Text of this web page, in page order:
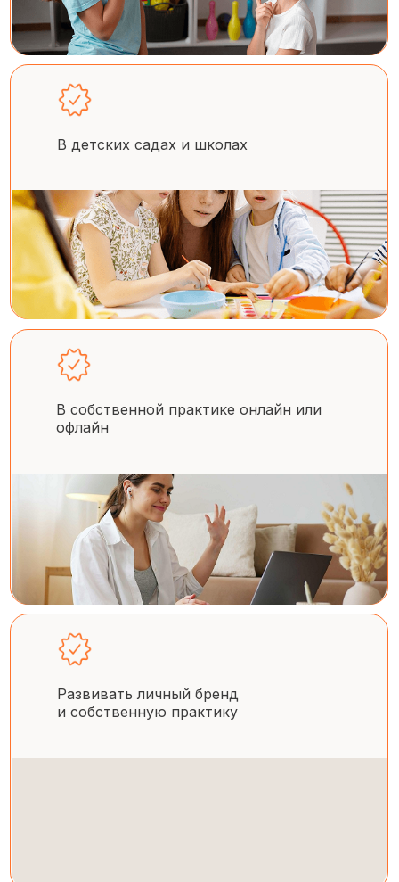
В детских садах и школах
Развивать личный бренд
и собственную практику
В собственной практике онлайн или
офлайн